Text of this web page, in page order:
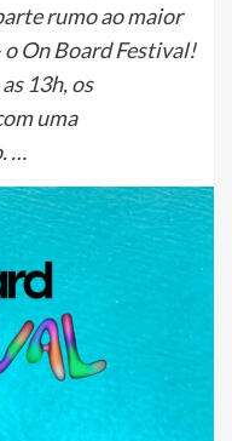
rumo ao maior
On Board Festival!
13h, os
uma
…